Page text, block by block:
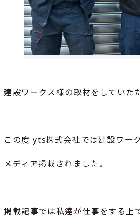
建設ワークス様の取材をしていた
この度 yts株式会社では建設ワー
メディア掲載されました。
掲載記事では私逹が仕事をする上